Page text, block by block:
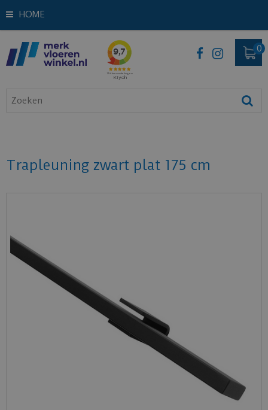
HOME
Trapleuning zwart plat 175 cm